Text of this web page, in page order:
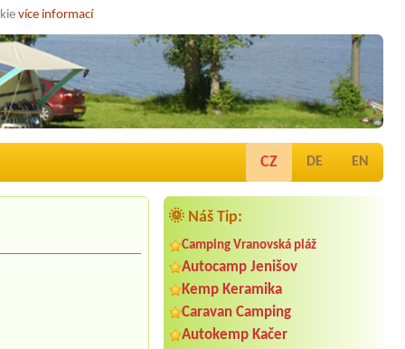
více informací
CZ DE EN
🌞 Náš Tip:
Camping Vranovská pláž
Autocamp Jenišov
Kemp Keramika
Caravan Camping
Autokemp Kačer